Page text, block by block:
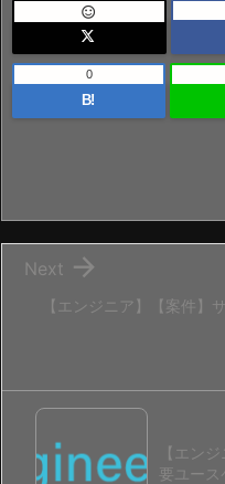

B!
0
【エンジニア】【案件】

Next
【エン
要ユース